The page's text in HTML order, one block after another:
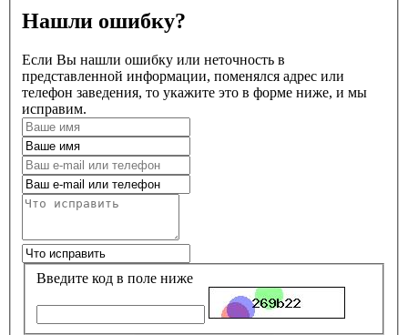
Нашли ошибку?
Если Вы нашли ошибку или неточность в
представленной информации, поменялся адрес или
телефон заведения, то укажите это в форме ниже, и мы
исправим.
Введите код в поле ниже